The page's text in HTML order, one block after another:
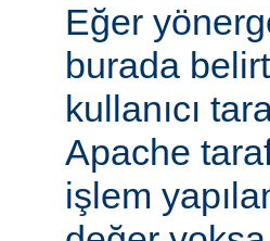
Eğer
burada
kullanıcı
Apache
işlem